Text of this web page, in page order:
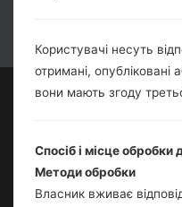
Користувачі несуть
отримані,
вони мають згоду
Спосіб і місце обробки
Методи обробки
Власник вживає